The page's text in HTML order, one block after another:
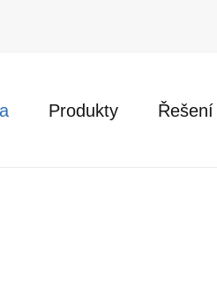
Produkty Řešení